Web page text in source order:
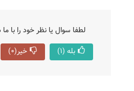
لطفا سوال یا نظر خود را با
بله (1) خیر(0)